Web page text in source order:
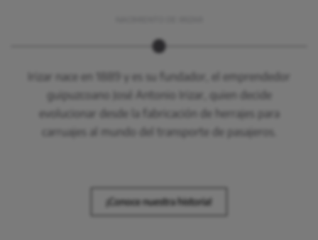
Irizar nace en 1889 y es su fundador, el emprendedor
guipuzcoano José Antonio Irizar, quien decide
evolucionar desde la fabricación de herrajes para
carruajes al mundo del transporte de pasajeros.
¡Conoce nuestra historia!